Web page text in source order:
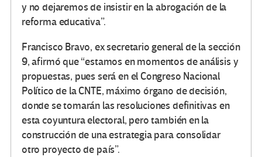
y no dejaremos de insistir en la abrogación de la
reforma educativa .
Francisco Bravo, ex secretario general de la sección
9, afirmó que estamos en momentos de análisis y
propuestas, pues será en el Congreso Nacional
Político de la CNTE, máximo órgano de decisión,
donde se tomarán las resoluciones definitivas en
esta coyuntura electoral, pero también en la
construcción de una estrategia para consolidar
otro proyecto de país .